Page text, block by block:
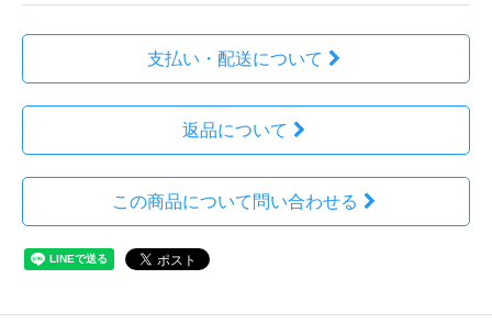
支払い・配送について
返品について
この商品について問い合わせる